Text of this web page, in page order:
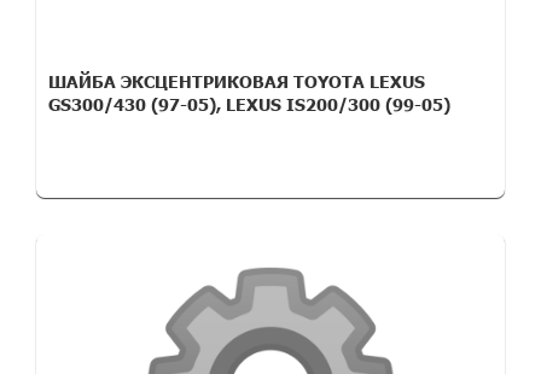
ШАЙБА ЭКСЦЕНТРИКОВАЯ TOYOTA LEXUS
GS300/430 (97-05), LEXUS IS200/300 (99-05)